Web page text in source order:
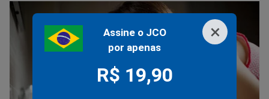
×
Assine o JCO
por apenas
R$ 19,90